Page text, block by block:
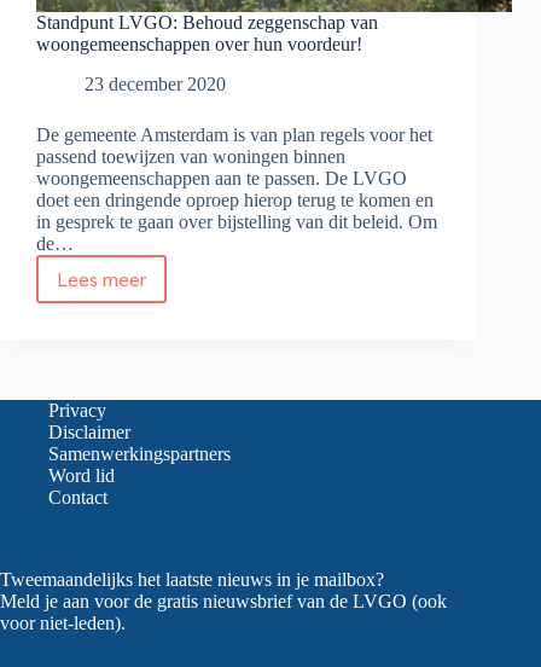
Standpunt LVGO: Behoud zeggenschap van
woongemeenschappen over hun voordeur!
23 december 2020
De gemeente Amsterdam is van plan regels voor het
passend toewijzen van woningen binnen
woongemeenschappen aan te passen. De LVGO
doet een dringende oproep hierop terug te komen en
in gesprek te gaan over bijstelling van dit beleid. Om
de…
Lees meer
Standpunt
woongemeenschappen
over
hun
voordeur!
Privacy
Disclaimer
Samenwerkingspartners
Word lid
Contact
Tweemaandelijks het laatste nieuws in je mailbox?
Meld je aan voor de gratis nieuwsbrief van de LVGO (ook
voor niet-leden).